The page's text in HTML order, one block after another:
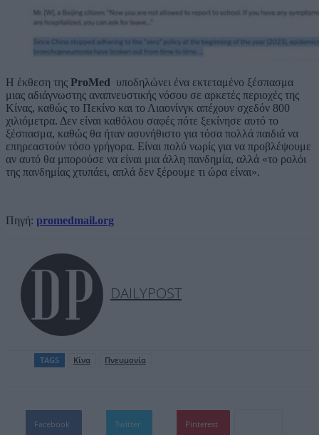
Η έκθεση της ProMed υποδηλώνει ένα εκτεταμένο ξέσπασμα
μιας αδιάγνωστης αναπνευστικής νόσου σε αρκετές περιοχές της
Κίνας, καθώς το Πεκίνο και το Λιαονίνγκ απέχουν σχεδόν 800
χιλιόμετρα. Δεν είναι καθόλου σαφές πότε ξεκίνησε αυτό το
ξέσπασμα, καθώς θα ήταν ασυνήθιστο για τόσα πολλά παιδιά να
επηρεαστούν τόσο γρήγορα. Είναι πολύ νωρίς για να προβλέψουμε
αν αυτό θα μπορούσε να είναι μια άλλη πανδημία, αλλά «το ρολόι
της πανδημίας χτυπάει, απλά δεν ξέρουμε τι ώρα είναι».
Πηγή: promedmail.org
DAILYPOST
TAGS Κίνα Πνευμονία
Facebook Twitter Pinterest